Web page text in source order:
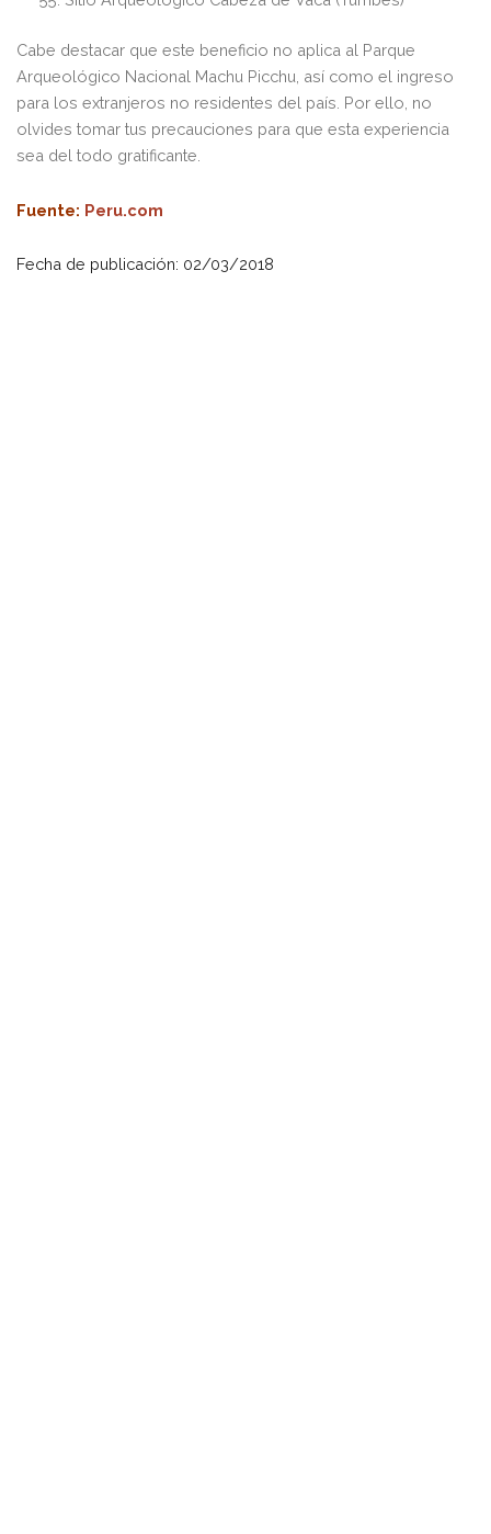
Cabe destacar que este beneficio no aplica al Parque
Arqueológico Nacional Machu Picchu, así como el ingreso
para los extranjeros no residentes del país. Por ello, no
olvides tomar tus precauciones para que esta experiencia
sea del todo gratificante.
Fuente: Peru.com
Fecha de publicación: 02/03/2018